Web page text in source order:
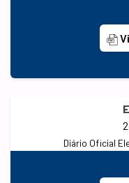
Diário Oficial